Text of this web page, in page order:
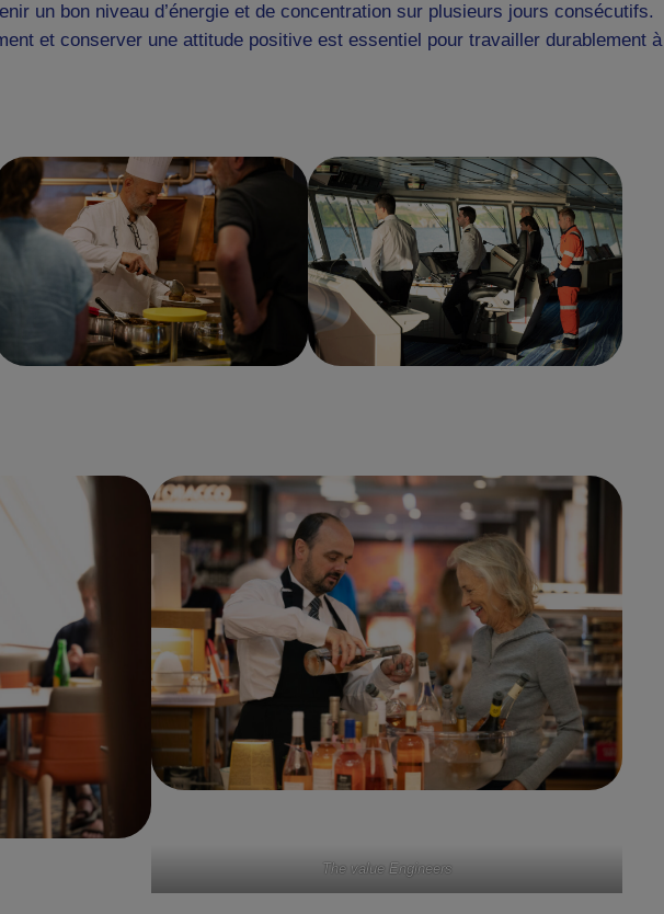
un bon niveau d’énergie et de concentration sur plusieurs jours consécutifs.
et conserver une attitude positive est essentiel pour travailler durablement à
The value Engineers